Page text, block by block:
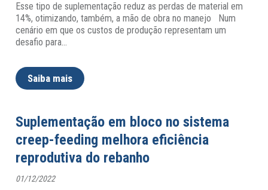
Esse tipo de suplementação reduz as perdas de material em
14%, otimizando, também, a mão de obra no manejo Num
cenário em que os custos de produção representam um
desafio para…
Saiba mais
Suplementação em bloco no sistema
creep-feeding melhora eficiência
reprodutiva do rebanho
01/12/2022